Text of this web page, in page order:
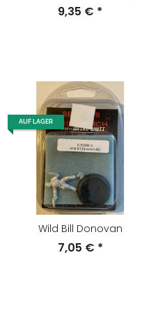
9,35 € *
AUF LAGER
Wild Bill Donovan
7,05 € *